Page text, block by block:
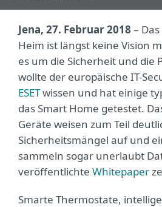
Jena, 27. Februar 2018 –
Heim ist längst keine Vision
es um die Sicherheit und die
wollte der europäische IT-
ESETwissen und hat einige
das Smart Home getestet.
Geräte weisen zum Teil
Sicherheitsmängel auf und
sammeln sogar unerlaubt
veröffentlichte Whitepaper
Smarte Thermostate,